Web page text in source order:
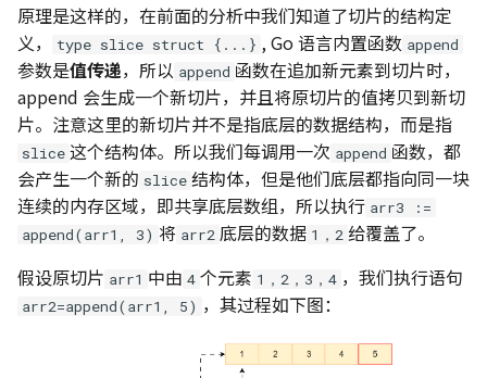
原理是这样的，在前面的分析中我们知道了切片的结构定
义，
type slice struct {...} , Go 语言内置函数 append
参数是值传递，所以 append 函数在追加新元素到切片时，
append 会生成一个新切片，并且将原切片的值拷贝到新切
片。注意这里的新切片并不是指底层的数据结构，而是指
slice 这个结构体。所以我们每调用一次 append 函数，都
会产生一个新的 slice 结构体，但是他们底层都指向同一块
连续的内存区域，即共享底层数组，所以执行 arr3 :=
append(arr1, 3) 将 arr2 底层的数据 1，2 给覆盖了。
假设原切片 arr1 中由 4 个元素 1，2，3，4 ，我们执行语句
arr2=append(arr1, 5) ，其过程如下图：